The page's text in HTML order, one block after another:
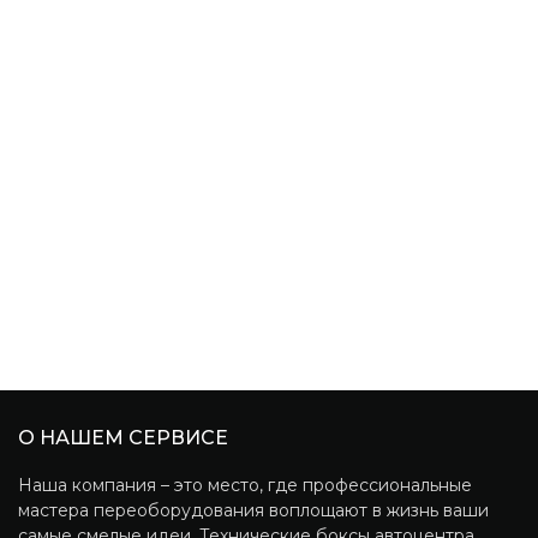
О НАШЕМ СЕРВИСЕ
Наша компания – это место, где профессиональные
мастера переоборудования воплощают в жизнь ваши